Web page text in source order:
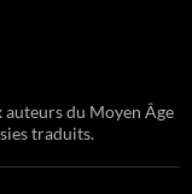
auteurs du Moyen Âge
traduits.